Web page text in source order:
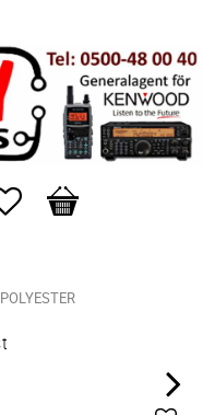
Favorites
Basket
POLYESTER